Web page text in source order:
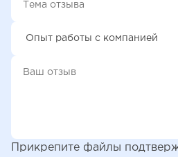
Прикрепите файлы